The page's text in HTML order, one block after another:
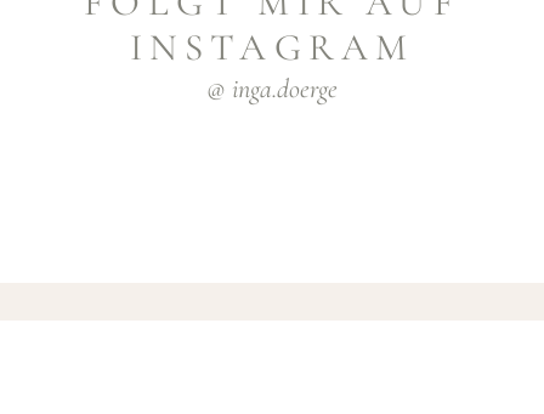
INSTAGRAM
@ inga.doerge